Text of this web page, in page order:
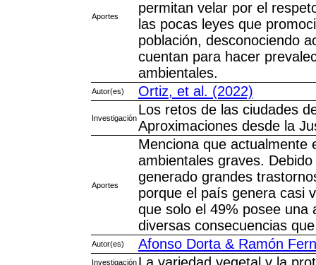
Aportes
permitan velar por el
las pocas leyes que
población, desconociendo
cuentan para hacer
ambientales.
Autor(es) Ortiz, et al. (2022)
Investigación
Los retos de las ciudades
Aproximaciones desde la
Aportes
Menciona que actualmente
ambientales graves.
generado grandes
porque el país genera casi
que solo el 49% posee una
diversas consecuencias
Autor(es) Afonso Dorta & Ramón
Investigación